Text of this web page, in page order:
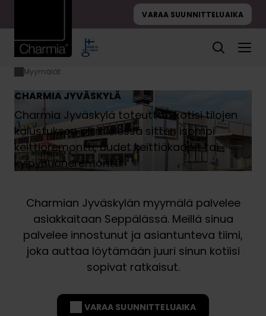
VARAA SUUNNITTELUAIKA
Etusivu
Myymälät
Charmia
CHARMIA JYVÄSKYLÄ
Charmia Jyväskylä toteuttaa kotisi tilojen
kalustuksen oli mielessä sitten isompi
keittiöremontti, uudet keittiökaapit tai
kylpyhuoneremontti.
Charmian Jyväskylän myymälä palvelee
asiakkaitaan Seppälässä. Meillä sinua
palvelee innostunut ja asiantunteva tiimi,
joka auttaa löytämään juuri sinun kotiisi
sopivat ratkaisut.
VARAA SUUNNITTELUAIKA